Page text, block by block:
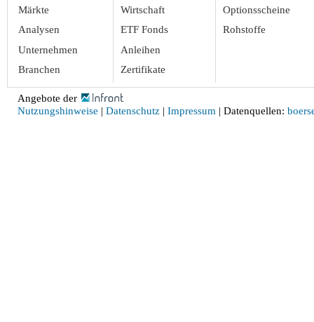
Märkte
Analysen
Unternehmen
Branchen
Wirtschaft
ETF Fonds
Anleihen
Zertifikate
Optionsscheine
Rohstoffe
Angebote der
Nutzungshinweise | Datenschutz | Impressum | Datenquellen: